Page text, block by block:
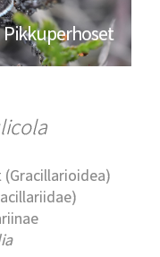
Pikkuperhoset